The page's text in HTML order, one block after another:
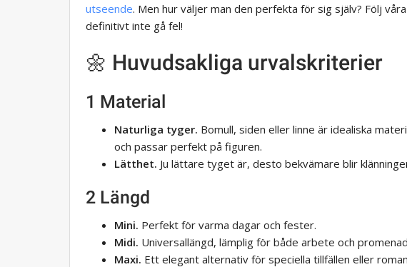
utseende. Men hur väljer man den perfekta för sig själv? Följ
definitivt inte gå fel!
🌼 Huvudsakliga urvalskriterier
1 Material
Naturliga tyger. Bomull, siden eller linne är idealiska
och passar perfekt på figuren.
Lätthet. Ju lättare tyget är, desto bekvämare blir
2 Längd
Mini. Perfekt för varma dagar och fester.
Midi. Universallängd, lämplig för både arbete och
Maxi. Ett elegant alternativ för speciella tillfällen eller